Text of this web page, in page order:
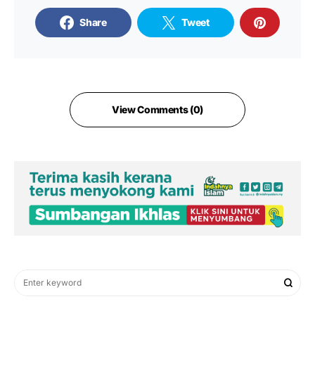
Share Tweet
View Comments (0)